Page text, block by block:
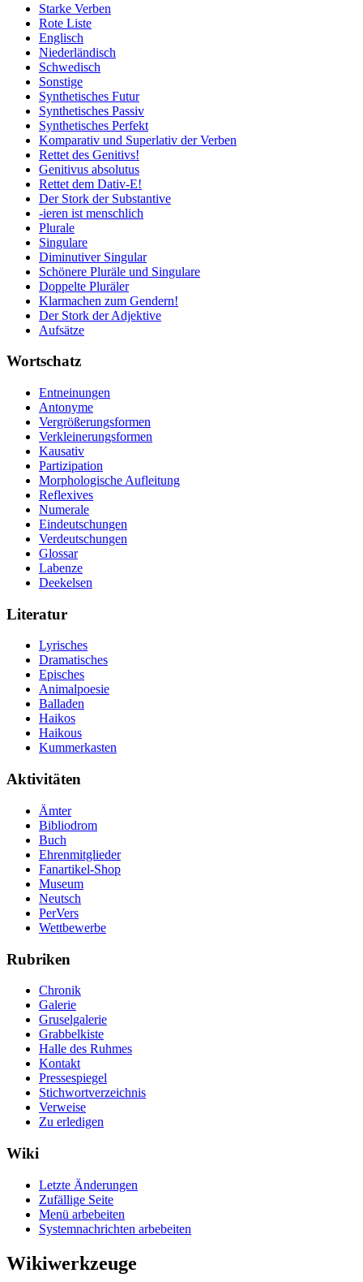
Starke Verben
Rote Liste
Englisch
Niederländisch
Schwedisch
Sonstige
Synthetisches Futur
Synthetisches Passiv
Synthetisches Perfekt
Komparativ und Superlativ der Verben
Rettet des Genitivs!
Genitivus absolutus
Rettet dem Dativ-E!
Der Stork der Substantive
-ieren ist menschlich
Plurale
Singulare
Diminutiver Singular
Schönere Pluräle und Singulare
Doppelte Pluräler
Klarmachen zum Gendern!
Der Stork der Adjektive
Aufsätze
Wortschatz
Entneinungen
Antonyme
Vergrößerungsformen
Verkleinerungsformen
Kausativ
Partizipation
Morphologische Aufleitung
Reflexives
Numerale
Eindeutschungen
Verdeutschungen
Glossar
Labenze
Deekelsen
Literatur
Lyrisches
Dramatisches
Episches
Animalpoesie
Balladen
Haikos
Haikous
Kummerkasten
Aktivitäten
Ämter
Bibliodrom
Buch
Ehrenmitglieder
Fanartikel-Shop
Museum
Neutsch
PerVers
Wettbewerbe
Rubriken
Chronik
Galerie
Gruselgalerie
Grabbelkiste
Halle des Ruhmes
Kontakt
Pressespiegel
Stichwortverzeichnis
Verweise
Zu erledigen
Wiki
Letzte Änderungen
Zufällige Seite
Menü arbebeiten
Systemnachrichten arbebeiten
Wikiwerkzeuge